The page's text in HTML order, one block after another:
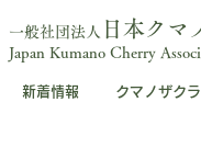
一般社団法人 日本クマ
Japan Kumano Cherry
新着情報 クマノザク